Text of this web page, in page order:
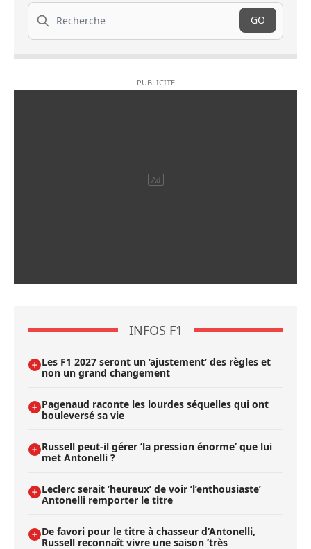
Recherche
GO
INFOS F1
Les F1 2027 seront un ’ajustement’ des règles et
non un grand changement
Pagenaud raconte les lourdes séquelles qui ont
bouleversé sa vie
Russell peut-il gérer ’la pression énorme’ que lui
met Antonelli ?
Leclerc serait ’heureux’ de voir ’l’enthousiaste’
Antonelli remporter le titre
De favori pour le titre à chasseur d’Antonelli,
Russell reconnaît vivre une saison ’très